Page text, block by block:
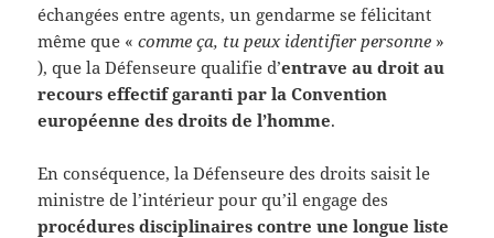
échangées entre agents, un gendarme se félicitant
même que «comme ça, tu peux identifier personne »
), que la Défenseure qualifie d’entrave au droit au
recours effectif garanti par la Convention
européenne des droits de l’homme.
En conséquence, la Défenseure des droits saisit le
ministre de l’intérieur pour qu’il engage des
procédures disciplinaires contre une longue liste